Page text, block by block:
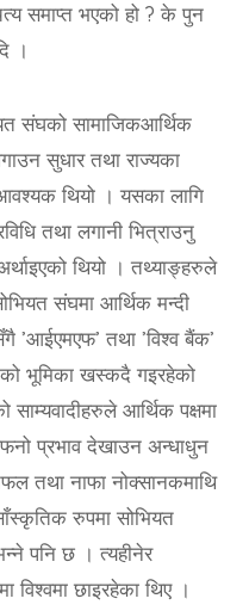
समाप्त भएको हो ? के पुन
।
संघको सामाजिकआर्थिक
सुधार तथा राज्यका
थियो । यसका लागि
तथा लगानी भित्राउनु
थियो । तथ्याङ्हरुले
संघमा आर्थिक मन्दी
’आईएमएफ’ तथा ’विश्व बैंक’
भूमिका खस्कदै गइरहेको
आर्थिक पक्षमा
प्रभाव देखाउन अन्धाधुन
तथा नाफा नोक्सानकमाथि
रुपमा सोभियत
पनि छ । त्यहीनेर
विश्वमा छाइरहेका थिए ।